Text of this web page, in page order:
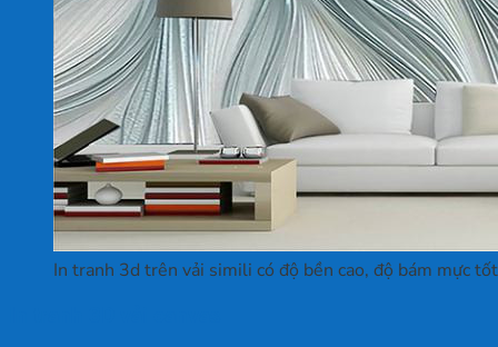
In tranh 3d trên vải simili có độ bền cao, độ bám mực